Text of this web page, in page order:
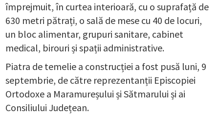
împrejmuit, în curtea interioară, cu o suprafață de
630 metri pătrați, o sală de mese cu 40 de locuri,
un bloc alimentar, grupuri sanitare, cabinet
medical, birouri și spații administrative.
Piatra de temelie a construcției a fost pusă luni, 9
septembrie, de către reprezentanții Episcopiei
Ortodoxe a Maramureșului și Sătmarului și ai
Consiliului Județean.